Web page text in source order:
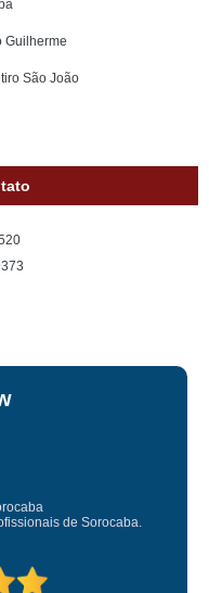
Guilherme
São João
minhas expectativas.
recomendo!